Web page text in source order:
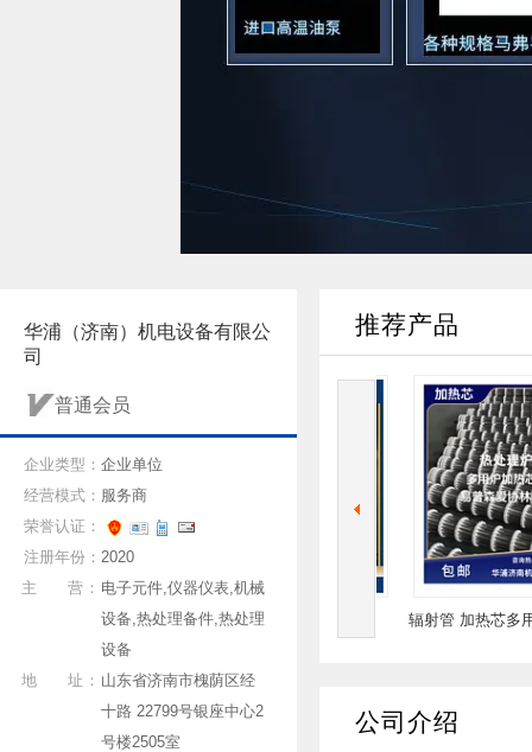
华浦（济南）机电设备有限公
司
普通会员
企业类型： 企业单位
经营模式： 服务商
荣誉认证：
注册年份： 2020
主 营： 电子元件,仪器仪表,机械
设备,热处理备件,热处理
设备
地 址： 山东省济南市槐荫区经
十路 22799号银座中心2
号楼2505室
推荐产品
碳王氧探头 TW08010氧传感器
辐射管 加热芯多用
公司介绍